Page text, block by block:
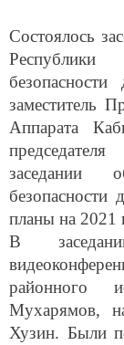
Состоялось
заместитель
Аппарата
заседании
планы на 2021
В
районного
Мухарямов,
Хузин. Были